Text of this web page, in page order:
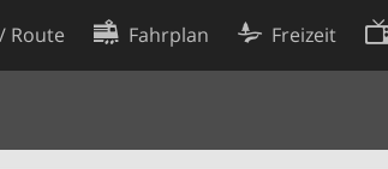
Route Fahrplan Freizeit
Cookie-Einstellungen